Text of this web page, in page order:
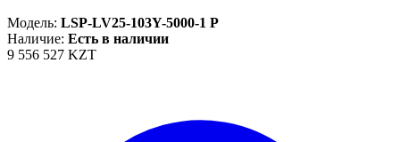
Модель: LSP-LV25-103Y-5000-1 P
Наличие: Есть в наличии
9 556 527 KZT